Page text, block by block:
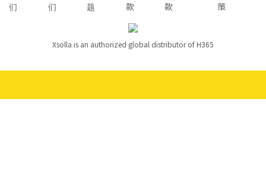
们
们
题
款
款
策
Xsolla is an authorized global distributor of H365